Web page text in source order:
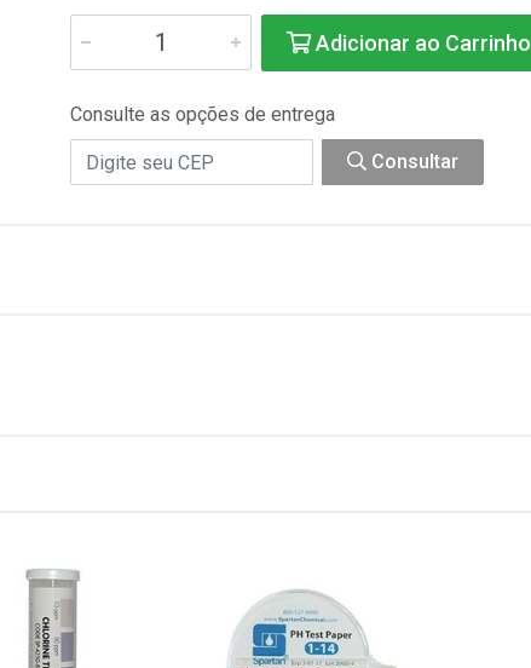
Adicionar ao Carrinho
Consulte as opções de entrega
Consultar